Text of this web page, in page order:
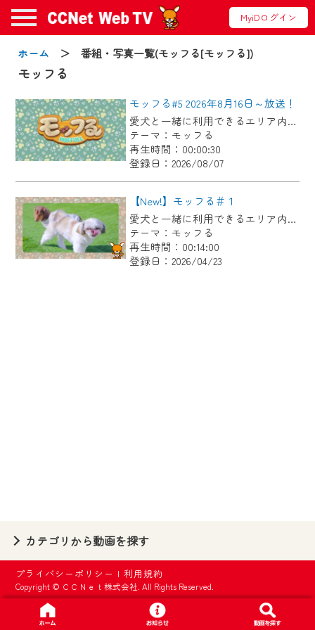
MyiDログイン
ホーム ＞ 番組・写真一覧(モッフる[モッフる])
モッフる
モッフる#5 2026年8月16日～放送！
愛犬と一緒に利用できるエリア内外の「ドッグラン」や「ドッグカフェ」、猫にふれあうことのできる「猫カフェ」などペットと楽しめる施設情報をお届けします。 【放送日時】 （月・水）19:00～ （火・木）6:30～ （土）18:00～ （日）9:00～
テーマ：モッフる
再生時間：00:00:30
登録日：2026/08/07
【New!】モッフる＃１
愛犬と一緒に利用できるエリア内外の「ドッグラン」や「ドッグカフェ」、猫にふれあうことのできる「猫カフェ」などペットと楽しめる施設情報をお届けします。 オンエア2026年4月16日～4月30日 ※番組内の情報はオンエア時期のものです
テーマ：モッフる
再生時間：00:14:00
登録日：2026/04/23
カテゴリから動画を探す
プライバシーポリシー |利用規約
Copyright © ＣＣＮｅｔ株式会社. All Rights Reserved.
お知らせ
2024/09/02
動画配信サービス『CCNet Web TV』は2024
年9月24日からリニューアルします！
【変更点】
◆デザイン変更により、お住まいの地域
の動画コンテンツが一目瞭然。
◆当社アプリやＰＣブラウザから、いつ
でも・どこでも・外出先でも！
CCNetサービスエリア20市町の地域情報
要となります。
※MyIDとは、CCNet Web TVを含むCCNetの
各種サービスをご利用頂くためのIDです。
IDはお客様が使っているメールアドレス
で設定できます。